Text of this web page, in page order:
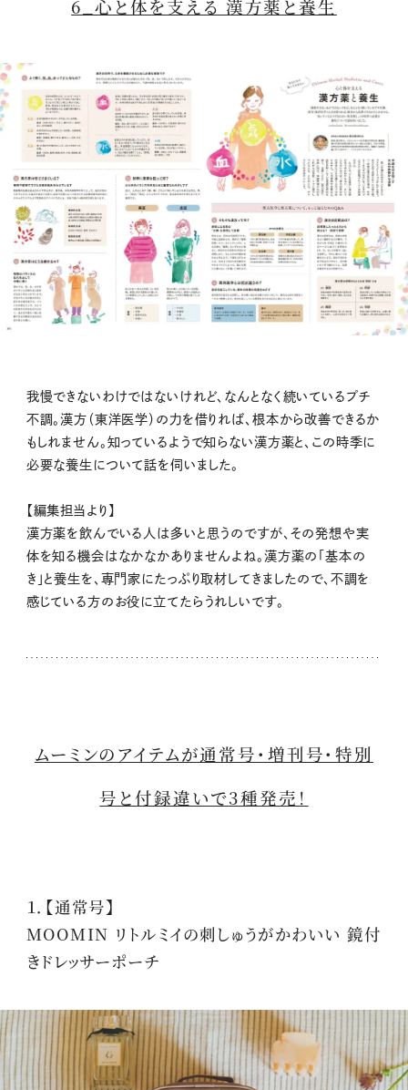
6_心と体を支える 漢方薬と養生
我慢できないわけではないけれど、なんとなく続いているプチ
不調。漢方（東洋医学）の力を借りれば、根本から改善できるか
もしれません。知っているようで知らない漢方薬と、この時季に
必要な養生について話を伺いました。
【編集担当より】
漢方薬を飲んでいる人は多いと思うのですが、その発想や実
体を知る機会はなかなかありませんよね。漢方薬の「基本の
き」と養生を、専門家にたっぷり取材してきましたので、不調を
感じている方のお役に立てたらうれしいです。
ムーミンのアイテムが通常号・増刊号・特別
号と付録違いで3種発売！
１．【通常号】
MOOMIN リトルミイの刺しゅうがかわいい 鏡付
きドレッサーポーチ